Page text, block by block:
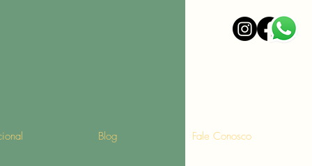
Blog Fale Conosco